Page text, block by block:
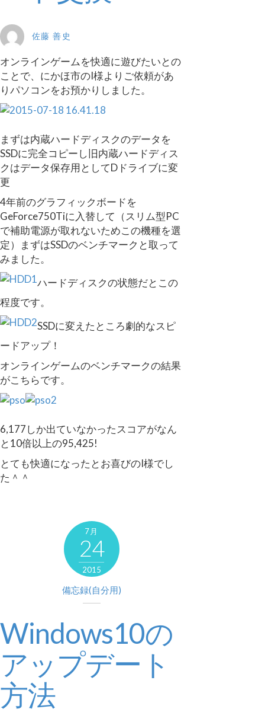
佐藤 善史
オンラインゲームを快適に遊びたいとの
ことで、にかほ市のI様よりご依頼があ
りパソコンをお預かりしました。
まずは内蔵ハードディスクのデータを
SSDに完全コピーし旧内蔵ハードディス
クはデータ保存用としてDドライブに変
更
4年前のグラフィックボードを
GeForce750Tiに入替して（スリム型PC
で補助電源が取れないためこの機種を選
定）まずはSSDのベンチマークと取って
みました。
ハードディスクの状態だとこの
程度です。
SSDに変えたところ劇的なスピ
ードアップ！
オンラインゲームのベンチマークの結果
がこちらです。
6,177しか出ていなかったスコアがなん
と10倍以上の95,425!
とても快適になったとお喜びのI様でし
た＾＾
7月
24
2015
備忘録(自分用)
Windows10の
アップデート
方法